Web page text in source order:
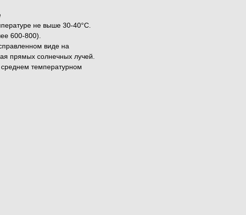
не выше 30-40°C.
600-800).
виде на
прямых солнечных лучей.
температурном